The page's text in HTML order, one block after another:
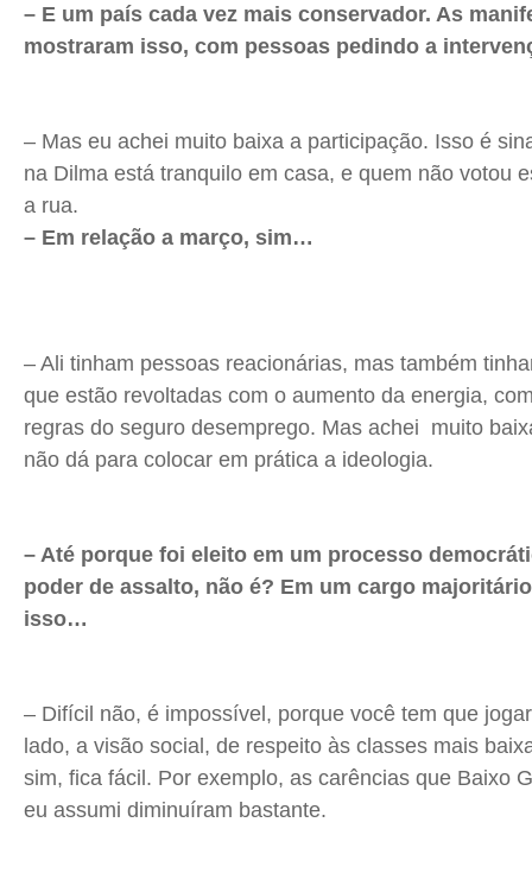
– E um país cada vez mais conservador. As
mostraram isso, com pessoas pedindo a
– Mas eu achei muito baixa a participação. Isso é
na Dilma está tranquilo em casa, e quem não votou
a rua.
– Em relação a março, sim…
– Ali tinham pessoas reacionárias, mas também
que estão revoltadas com o aumento da energia,
regras do seguro desemprego. Mas achei muito
não dá para colocar em prática a ideologia.
– Até porque foi eleito em um processo
poder de assalto, não é? Em um cargo
isso…
– Difícil não, é impossível, porque você tem que
lado, a visão social, de respeito às classes mais
sim, fica fácil. Por exemplo, as carências que Baixo
eu assumi diminuíram bastante.